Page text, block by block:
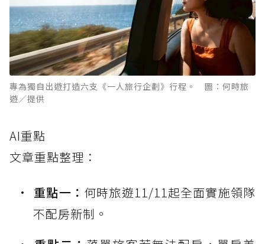
專為獨自出遊打造六支《一人旅行企劃》行程。 圖：何時旅
遊／提供
AI重點
文章重點整理：
重點一： 何時旅遊11/11起全面實施領隊
不配房新制。